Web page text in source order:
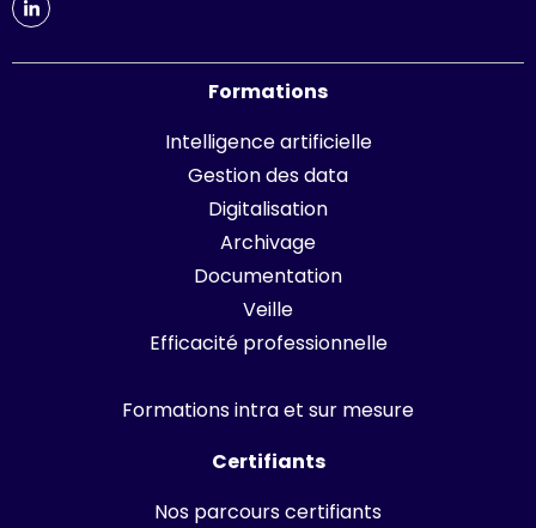
Formations
Intelligence artificielle
Gestion des data
Digitalisation
Archivage
Documentation
Veille
Efficacité professionnelle
Formations intra et sur mesure
Certifiants
Nos parcours certifiants